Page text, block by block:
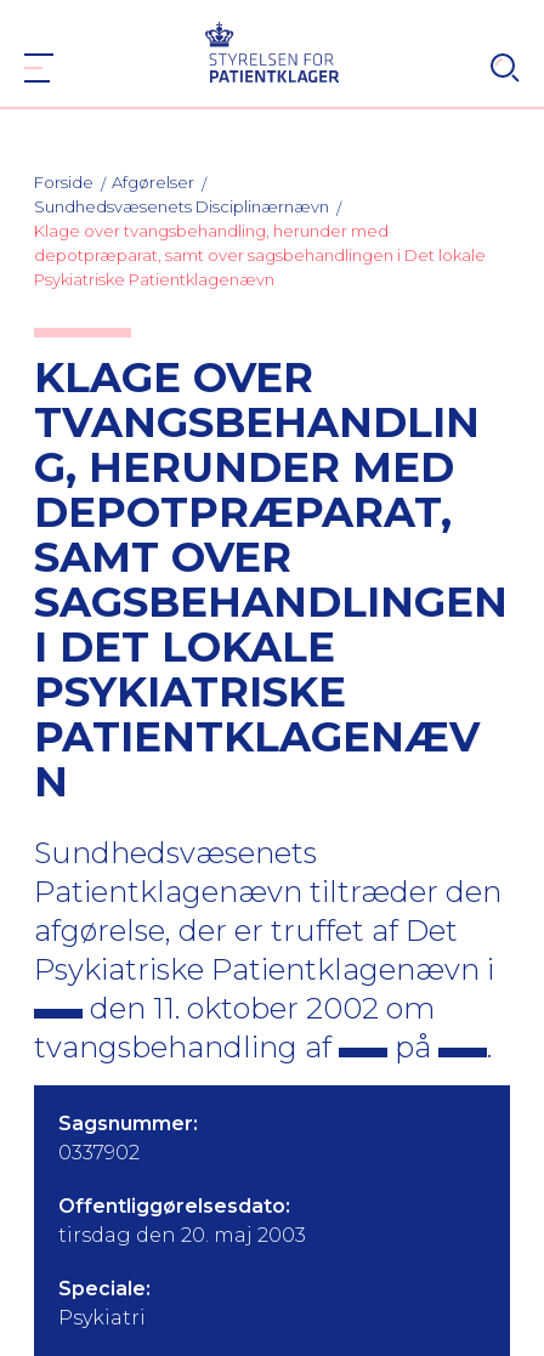
Forside
Afgørelser
Sundhedsvæsenets Disciplinærnævn
Klage over tvangsbehandling, herunder med
depotpræparat, samt over sagsbehandlingen i Det lokale
Psykiatriske Patientklagenævn
KLAGE OVER
TVANGSBEHANDLIN
G, HERUNDER MED
DEPOTPRÆPARAT,
SAMT OVER
SAGSBEHANDLINGEN
I DET LOKALE
PSYKIATRISKE
PATIENTKLAGENÆV
N
Sundhedsvæsenets
Patientklagenævn tiltræder den
afgørelse, der er truffet af Det
Psykiatriske Patientklagenævn i
den 11. oktober 2002 om
tvangsbehandling af
på .
Sagsnummer:
0337902
Offentliggørelsesdato:
tirsdag den 20. maj 2003
Speciale:
Psykiatri